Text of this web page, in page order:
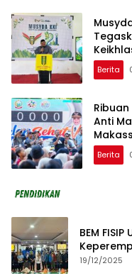
Berita
Anti
Berita
BEM
dan
19/12/2025